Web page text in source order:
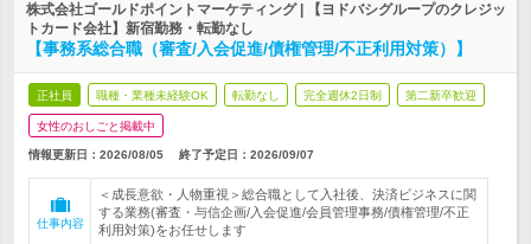
株式会社ゴールドポイントマーケティング | 【ヨドバシグループのクレジッ
トカード会社】新宿勤務・転勤なし
【事務系総合職（審査/入会促進/債権管理/不正利用対策）】
正社員 職種・業種未経験OK 転勤なし 完全週休2日制 第二新卒歓迎
女性のおしごと掲載中
情報更新日：2026/08/05 終了予定日： 2026/09/07
仕事内容
＜成長意欲・人物重視＞総合職として入社後、決済ビジネスに関
する業務(審査・与信企画/入会促進/会員管理事務/債権管理/不正
利用対策)をお任せします